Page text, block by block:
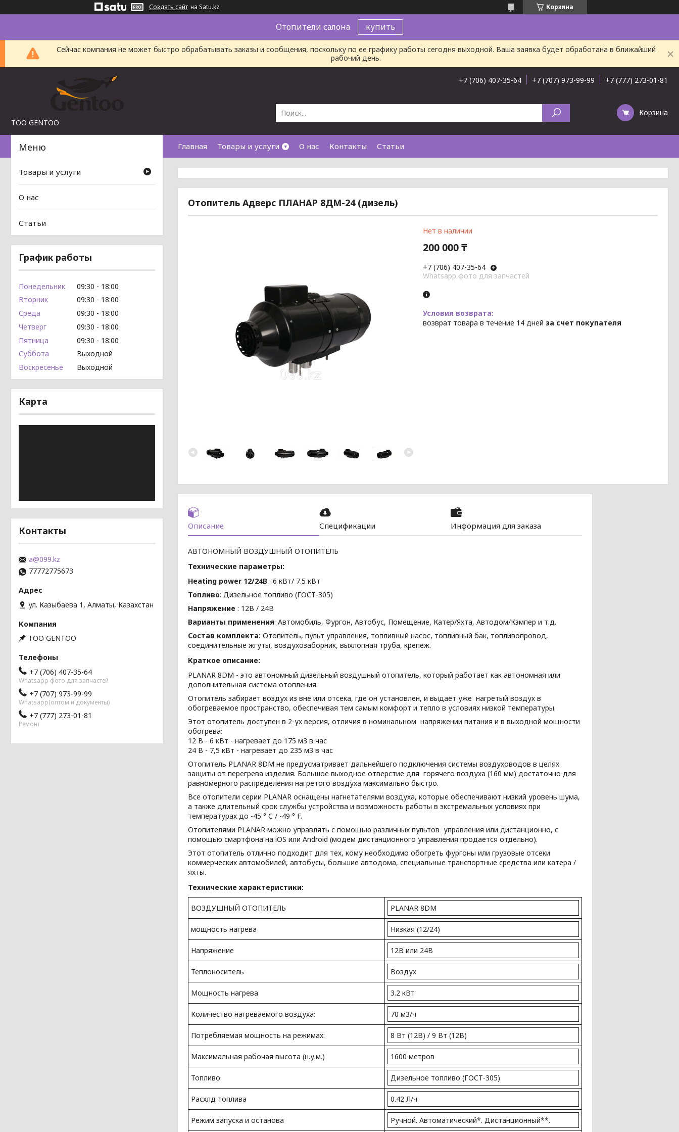
Создать сайт на Satu.kz Корзина
Отопители салона купить
Сейчас компания не может быстро обрабатывать заказы и сообщения, поскольку по ее графику работы сегодня выходной. Ваша заявка будет обработана в ближайший
рабочий день.
TOO GENTOO
+7 (706) 407-35-64 +7 (707) 973-99-99 +7 (777) 273-01-81
Корзина
Главная Товары и услуги О нас Контакты Статьи
Отопитель Адверс ПЛАНАР 8ДМ-24 (дизель)
Нет в наличии
200 000 ₸
+7 (706) 407-35-64
Whatsapp фото для запчастей
возврат товара в течение 14 дней за счет покупателя
Описание Спецификации Информация для заказа
АВТОНОМНЫЙ ВОЗДУШНЫЙ ОТОПИТЕЛЬ
Технические параметры:
Heating power 12/24В : 6 кВт/ 7.5 кВт
Топливо: Дизельное топливо (ГОСТ-305)
Напряжение : 12В / 24В
Варианты применения: Автомобиль, Фургон, Автобус, Помещение, Катер/Яхта, Автодом/Кэмпер и т.д.
Состав комплекта: Отопитель, пульт управления, топливный насос, топливный бак, топливопровод,
соединительные жгуты, воздухозаборник, выхлопная труба, крепеж.
Краткое описание:
PLANAR 8DM - это автономный дизельный воздушный отопитель, который работает как автономная или
дополнительная система отопления.
Отопитель забирает воздух из вне или отсека, где он установлен, и выдает уже нагретый воздух в
обогреваемое пространство, обеспечивая тем самым комфорт и тепло в условиях низкой температуры.
Этот отопитель доступен в 2-ух версия, отличия в номинальном напряжении питания и в выходной мощности
обогрева:
12 В - 6 кВт - нагревает до 175 м3 в час
24 В - 7,5 кВт - нагревает до 235 м3 в час
Отопитель PLANAR 8DM не предусматривает дальнейшего подключения системы воздуховодов в целях
защиты от перегрева изделия. Большое выходное отверстие для горячего воздуха (160 мм) достаточно для
равномерного распределения нагретого воздуха максимально быстро.
Все отопители серии PLANAR оснащены нагнетателями воздуха, которые обеспечивают низкий уровень шума,
а также длительный срок службы устройства и возможность работы в экстремальных условиях при
температурах до -45 ° C / -49 ° F.
Отопителями PLANAR можно управлять с помощью различных пультов управления или дистанционно, с
помощью смартфона на iOS или Android (модем дистанционного управления продается отдельно).
Этот отопитель отлично подходит для тех, кому необходимо обогреть фургоны или грузовые отсеки
коммерческих автомобилей, автобусы, большие автодома, специальные транспортные средства или катера /
яхты.
Технические характеристики:
ВОЗДУШНЫЙ ОТОПИТЕЛЬ PLANAR 8DM
мощность нагрева Низкая (12/24)
Напряжение 12В или 24В
Теплоноситель Воздух
Мощность нагрева 3.2 кВт
Количество нагреваемого воздуха: 70 м3/ч
Потребляемая мощность на режимах: 8 Вт (12В) / 9 Вт (12В)
Максимальная рабочая высота (н.у.м.) 1600 метров
Топливо Дизельное топливо (ГОСТ-305)
Расхлд топлива 0.42 Л/ч
Режим запуска и останова Ручной. Автоматический*. Дистанционный**.
Товары и услуги
О нас
Статьи
График работы
Понедельник 09:30
18:00
Вторник
09:30
18:00
Среда
09:30
18:00
Четверг
09:30
18:00
Пятница
09:30
18:00
Суббота
Выходной
Воскресенье
Выходной
Карта
Контакты
a@099.kz
77772775673
ул. Казыбаева 1, Алматы, Казахстан
TOO GENTOO
+7 (706) 407-35-64
Whatsapp фото для запчастей
+7 (707) 973-99-99
Whatsapp(оптом и документы)
+7 (777) 273-01-81
Ремонт